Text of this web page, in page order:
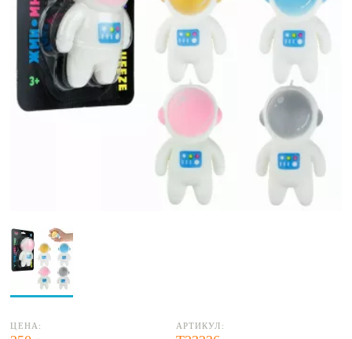
ЦЕНА: АРТИКУЛ: